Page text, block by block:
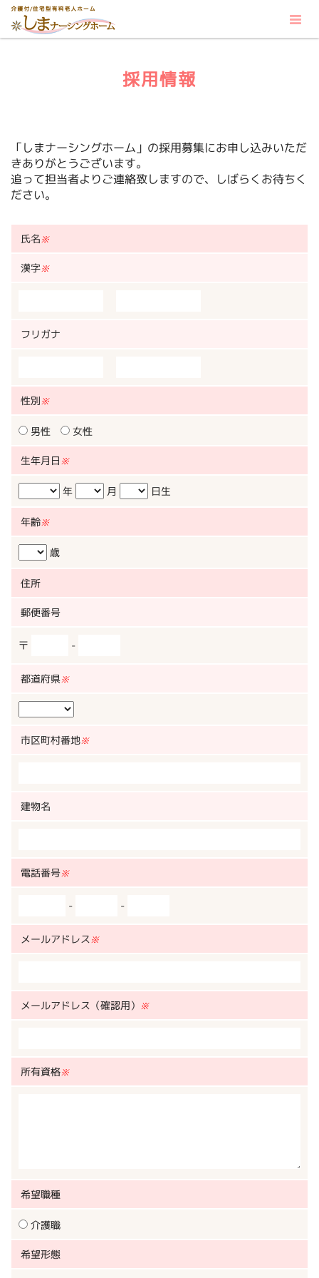
採用情報
「しまナーシングホーム」の採用募集にお申し込みいただ
きありがとうございます。
追って担当者よりご連絡致しますので、しばらくお待ちく
ださい。
氏名※
漢字※
フリガナ
性別※
男性 女性
生年月日※
年 月 日生
年齢※
歳
住所
郵便番号
〒 -
都道府県※
市区町村番地※
建物名
電話番号※
- -
メールアドレス※
メールアドレス（確認用） ※
所有資格※
希望職種
介護職
希望形態